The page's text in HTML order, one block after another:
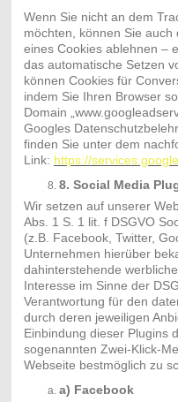
Wenn Sie nicht an dem
möchten, können Sie
eines Cookies ablehnen –
das automatische Setzen
können Cookies für
indem Sie Ihren Browser
Domain
Googles
finden Sie unter dem
Link: https://
8. Social Media
Wir setzen auf unserer
Abs. 1 S. 1 lit. f DSGVO
(z.B. Facebook, Twitter,
Unternehmen hierüber
dahinterstehende
Interesse im Sinne der
Verantwortung für den
durch deren jeweiligen
Einbindung dieser Plugins
sogenannten Zwei-Klick-
Webseite bestmöglich zu
a) Facebook